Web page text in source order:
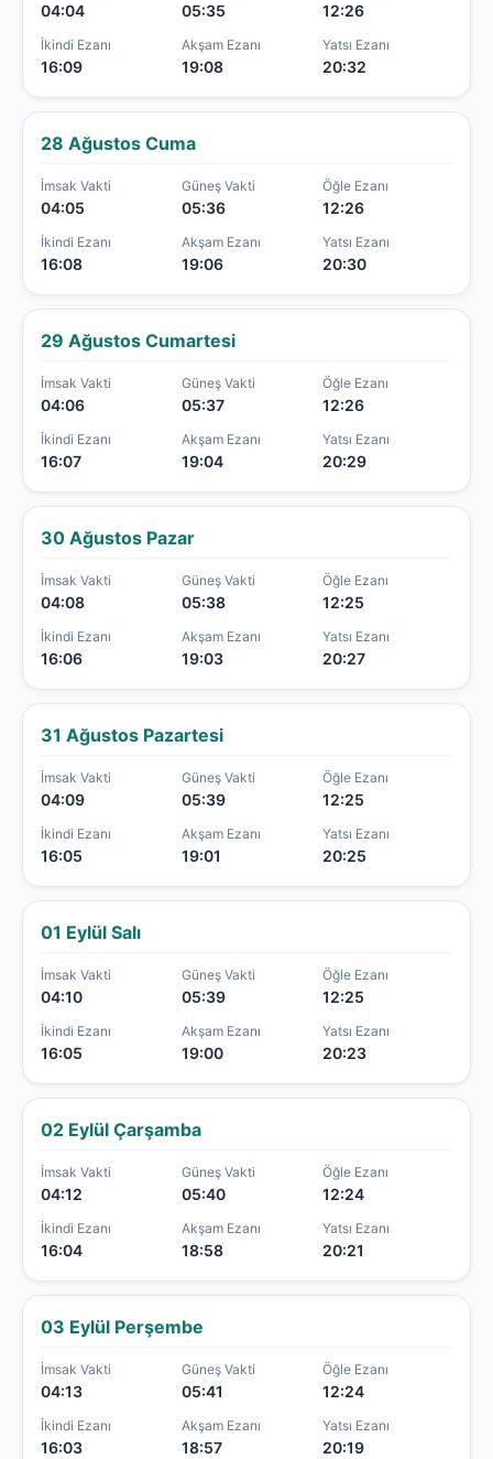
04:04 05:35 12:26
İkindi Ezanı
16:09
Akşam Ezanı
19:08
Yatsı Ezanı
20:32
28 Ağustos Cuma
İmsak Vakti
04:05
Güneş Vakti
05:36
Öğle Ezanı
12:26
İkindi Ezanı
16:08
Akşam Ezanı
19:06
Yatsı Ezanı
20:30
29 Ağustos Cumartesi
İmsak Vakti
04:06
Güneş Vakti
05:37
Öğle Ezanı
12:26
İkindi Ezanı
16:07
Akşam Ezanı
19:04
Yatsı Ezanı
20:29
30 Ağustos Pazar
İmsak Vakti
04:08
Güneş Vakti
05:38
Öğle Ezanı
12:25
İkindi Ezanı
16:06
Akşam Ezanı
19:03
Yatsı Ezanı
20:27
31 Ağustos Pazartesi
İmsak Vakti
04:09
Güneş Vakti
05:39
Öğle Ezanı
12:25
İkindi Ezanı
16:05
Akşam Ezanı
19:01
Yatsı Ezanı
20:25
01 Eylül Salı
İmsak Vakti
04:10
Güneş Vakti
05:39
Öğle Ezanı
12:25
İkindi Ezanı
16:05
Akşam Ezanı
19:00
Yatsı Ezanı
20:23
02 Eylül Çarşamba
İmsak Vakti
04:12
Güneş Vakti
05:40
Öğle Ezanı
12:24
İkindi Ezanı
16:04
Akşam Ezanı
18:58
Yatsı Ezanı
20:21
03 Eylül Perşembe
İmsak Vakti
04:13
Güneş Vakti
05:41
Öğle Ezanı
12:24
İkindi Ezanı
16:03
Akşam Ezanı
18:57
Yatsı Ezanı
20:19